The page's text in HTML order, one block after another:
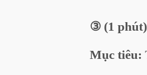
③ (1
Mục tiêu: